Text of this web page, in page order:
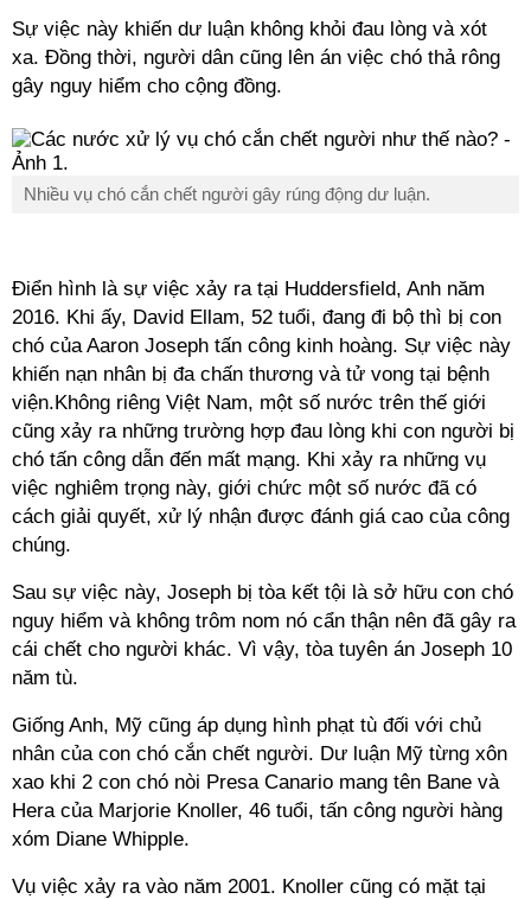
Sự việc này khiến dư luận không khỏi đau lòng và xót
xa. Đồng thời, người dân cũng lên án việc chó thả rông
gây nguy hiểm cho cộng đồng.
Nhiều vụ chó cắn chết người gây rúng động dư luận.
Điển hình là sự việc xảy ra tại Huddersfield, Anh năm
2016. Khi ấy, David Ellam, 52 tuổi, đang đi bộ thì bị con
chó của Aaron Joseph tấn công kinh hoàng. Sự việc này
khiến nạn nhân bị đa chấn thương và tử vong tại bệnh
viện.Không riêng Việt Nam, một số nước trên thế giới
cũng xảy ra những trường hợp đau lòng khi con người bị
chó tấn công dẫn đến mất mạng. Khi xảy ra những vụ
việc nghiêm trọng này, giới chức một số nước đã có
cách giải quyết, xử lý nhận được đánh giá cao của công
chúng.
Sau sự việc này, Joseph bị tòa kết tội là sở hữu con chó
nguy hiểm và không trôm nom nó cẩn thận nên đã gây ra
cái chết cho người khác. Vì vậy, tòa tuyên án Joseph 10
năm tù.
Giống Anh, Mỹ cũng áp dụng hình phạt tù đối với chủ
nhân của con chó cắn chết người. Dư luận Mỹ từng xôn
xao khi 2 con chó nòi Presa Canario mang tên Bane và
Hera của Marjorie Knoller, 46 tuổi, tấn công người hàng
xóm Diane Whipple.
Vụ việc xảy ra vào năm 2001. Knoller cũng có mặt tại